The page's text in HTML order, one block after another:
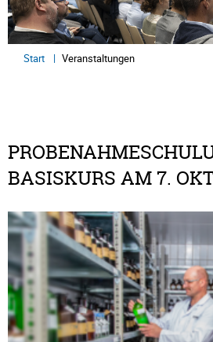
Start Veranstaltungen
BASISKURS AM 7.